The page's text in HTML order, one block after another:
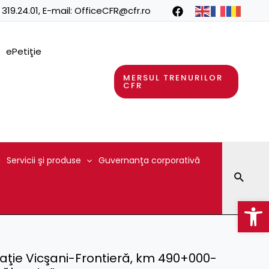
, E-mail: OfficeCFR@cfr.ro
ePetiţie
MERSUL TRENURILOR
CFR
Servicii şi produse Guvernanţa corporativă
Vicşani-Frontieră, km 490+000-